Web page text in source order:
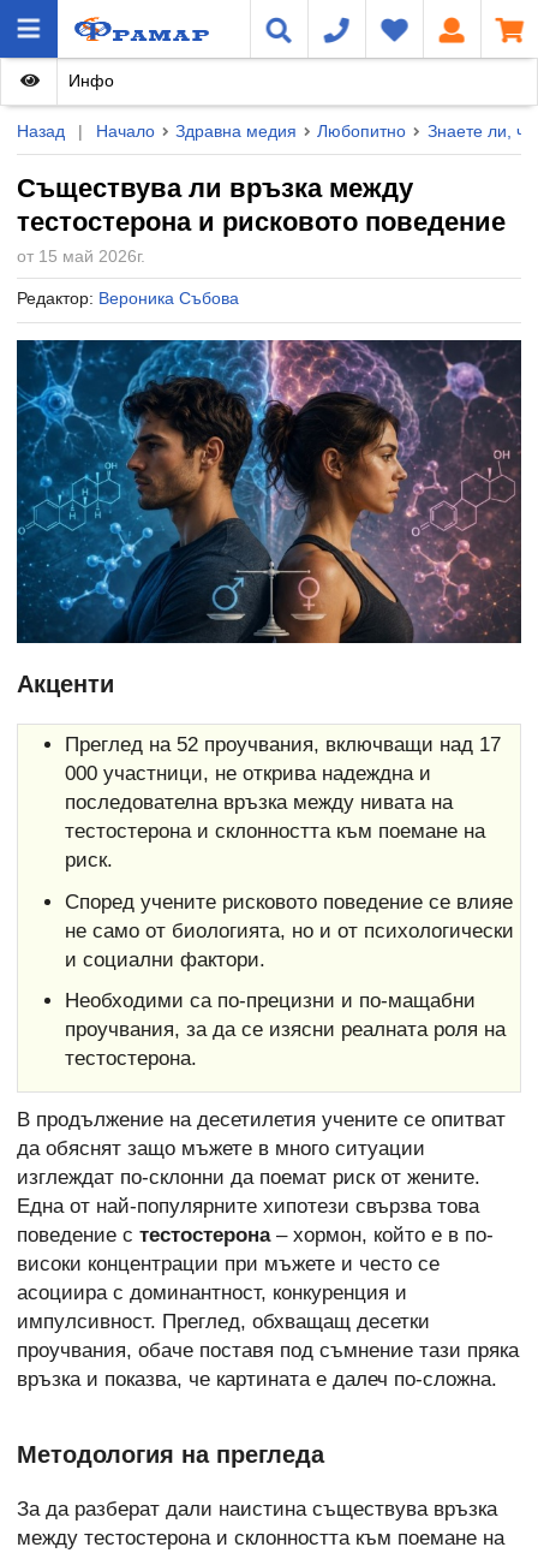
Назад | Начало Здравна медия Любопитно Знаете ли,
Съществува ли връзка между
тестостерона и рисковото поведение
от 15 май 2026г.
Редактор: Вероника Събова
Инфо
Акценти
Преглед на 52 проучвания, включващи над 17
000 участници, не открива надеждна и
последователна връзка между нивата на
тестостерона и склонността към поемане на
риск.
Според учените рисковото поведение се влияе
не само от биологията, но и от психологически
и социални фактори.
Необходими са по-прецизни и по-мащабни
проучвания, за да се изясни реалната роля на
тестостерона.
В продължение на десетилетия учените се опитват
да обяснят защо мъжете в много ситуации
изглеждат по-склонни да поемат риск от жените.
Една от най-популярните хипотези свързва това
поведение с тестостерона– хормон, който е в по-
високи концентрации при мъжете и често се
асоциира с доминантност, конкуренция и
импулсивност. Преглед, обхващащ десетки
проучвания, обаче поставя под съмнение тази пряка
връзка и показва, че картината е далеч по-сложна.
Методология на прегледа
За да разберат дали наистина съществува връзка
между тестостерона и склонността към поемане на